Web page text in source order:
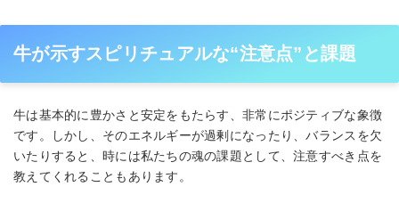
牛が示すスピリチュアルな“注意点”と課題
牛は基本的に豊かさと安定をもたらす、非常にポジティブな象徴
です。しかし、そのエネルギーが過剰になったり、バランスを欠
いたりすると、時には私たちの魂の課題として、注意すべき点を
教えてくれることもあります。